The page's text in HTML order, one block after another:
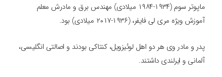
ماپوتر سوم (۱۹۳۴-۱۹۸۴ میلادی) مهندس برق و مادرش معلم
آموزش ویژه مری لی فایفر، (۱۹۳۶-۲۰۱۷ میلادی) بود.
پدر و مادر وی هر دو اهل لوئیزویل، کنتاکی بودند و اصالتی انگلیسی،
آلمانی و ایرلندی داشتند.